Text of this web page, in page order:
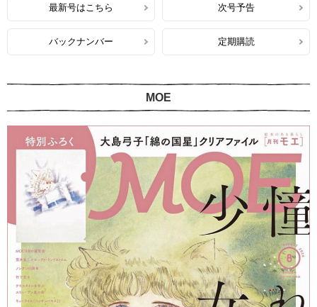
最新号はこちら 次号予告
バックナンバー 定期購読
MOE